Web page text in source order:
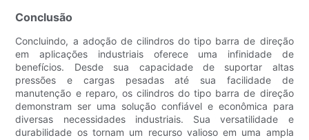
Conclusão
Concluindo, a adoção de cilindros do tipo barra de direção
em aplicações industriais oferece uma infinidade de
benefícios. Desde sua capacidade de suportar altas
pressões e cargas pesadas até sua facilidade de
manutenção e reparo, os cilindros do tipo barra de direção
demonstram ser uma solução confiável e econômica para
diversas necessidades industriais. Sua versatilidade e
durabilidade os tornam um recurso valioso em uma ampla